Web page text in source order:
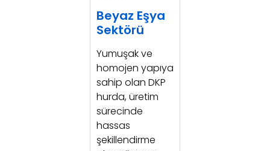
Beyaz Eşya
Sektörü
Yumuşak ve
homojen yapıya
sahip olan DKP
hurda, üretim
sürecinde
hassas
şekillendirme